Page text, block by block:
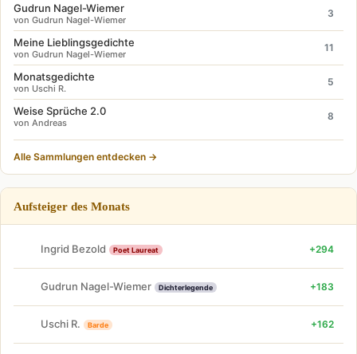
Gudrun Nagel-Wiemer
von Gudrun Nagel-Wiemer
3
Meine Lieblingsgedichte
von Gudrun Nagel-Wiemer
11
Monatsgedichte
von Uschi R.
5
Weise Sprüche 2.0
von Andreas
8
Alle Sammlungen entdecken →
Aufsteiger des Monats
Ingrid Bezold Poet Laureat +294
Gudrun Nagel-Wiemer Dichterlegende +183
Uschi R. Barde +162